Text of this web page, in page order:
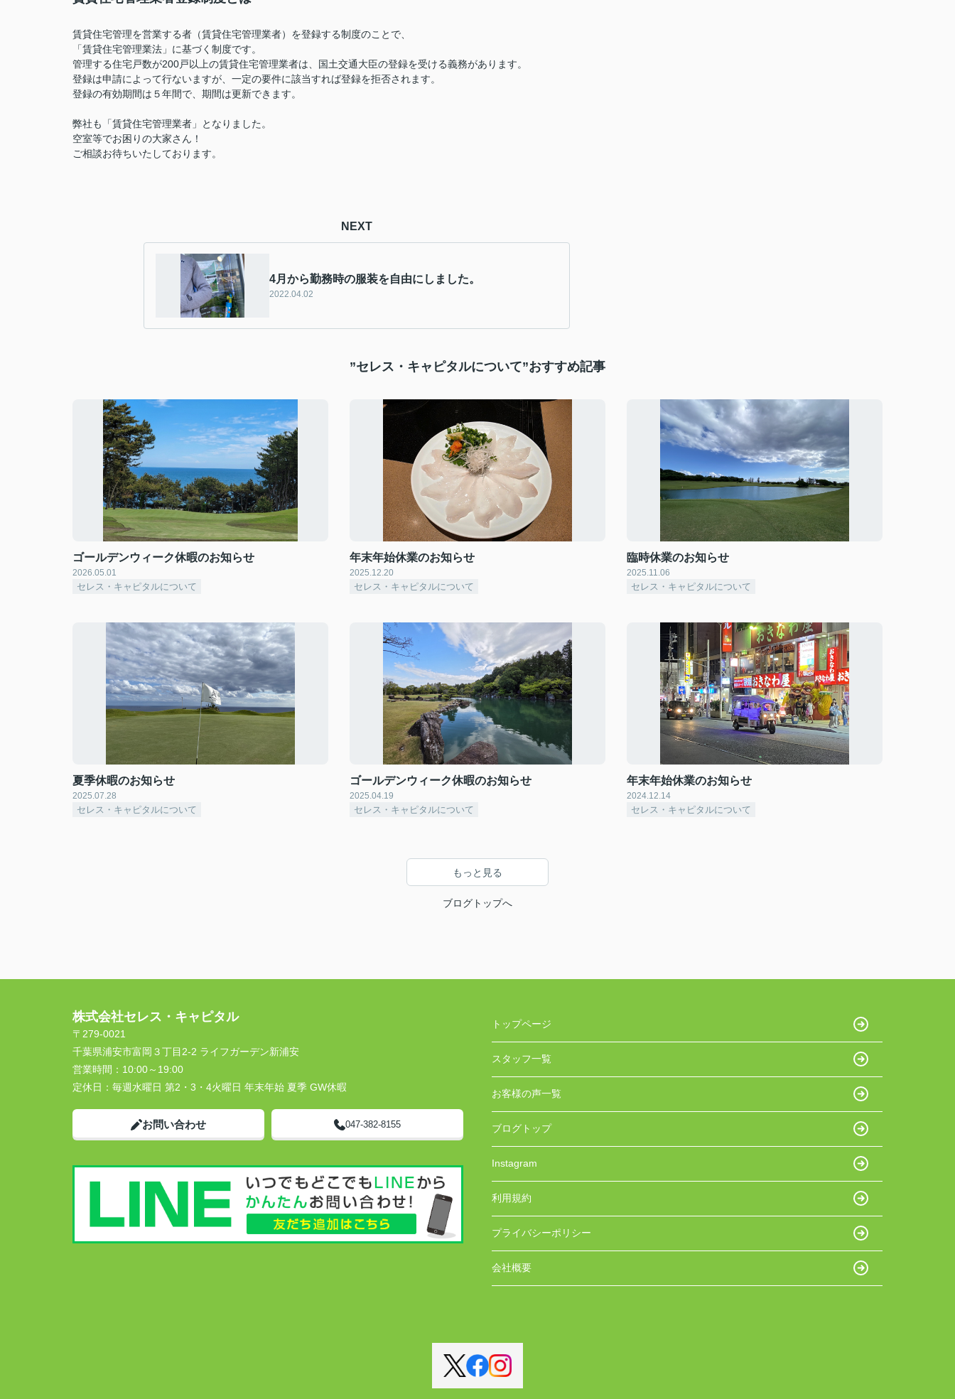
賃貸住宅管理を営業する者（賃貸住宅管理業者）を登録する制度のことで、
「賃貸住宅管理業法」に基づく制度です。
管理する住宅戸数が200戸以上の賃貸住宅管理業者は、国土交通大臣の登録を受ける義務があります。
登録は申請によって行ないますが、一定の要件に該当すれば登録を拒否されます。
登録の有効期間は５年間で、期間は更新できます。
弊社も「賃貸住宅管理業者」となりました。
空室等でお困りの大家さん！
ご相談お待ちいたしております。
NEXT
4月から勤務時の服装を自由にしました。
2022.04.02
”セレス・キャピタルについて”おすすめ記事
ゴールデンウィーク休暇のお知らせ
2026.05.01
セレス・キャピタルについて
年末年始休業のお知らせ
2025.12.20
セレス・キャピタルについて
臨時休業のお知らせ
2025.11.06
セレス・キャピタルについて
夏季休暇のお知らせ
2025.07.28
セレス・キャピタルについて
ゴールデンウィーク休暇のお知らせ
2025.04.19
セレス・キャピタルについて
年末年始休業のお知らせ
2024.12.14
セレス・キャピタルについて
もっと見る
ブログトップへ
株式会社セレス・キャピタル
〒279-0021
千葉県浦安市富岡３丁目2-2 ライフガーデン新浦安
営業時間： 10:00～19:00
定休日： 毎週水曜日 第2・3・4火曜日 年末年始 夏季 GW休暇
お問い合わせ 047-382-8155
トップページ
スタッフ一覧
お客様の声一覧
ブログトップ
Instagram
利用規約
プライバシーポリシー
会社概要